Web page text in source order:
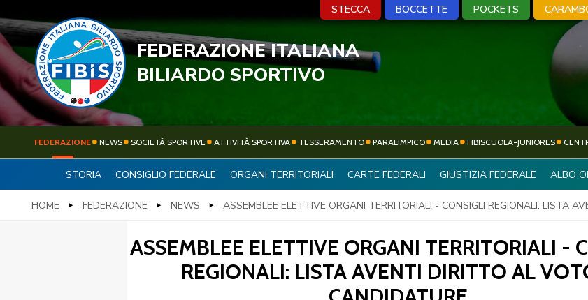
FEDERAZIONE NEWS SOCIETÀ SPORTIVE
ATTIVITÀ
SPORTIVA
STECCA BOCCETTE
STECCA BOCCETTE POCKETS
FEDERAZIONE ITALIANA
BILIARDO SPORTIVO
FEDERAZIONE NEWS SOCIETÀ SPORTIVE ATTIVITÀ SPORTIVA TESSERAMENTO PARALIMPICO MEDIA FIBISCUOLA-JUNIORES
STORIA CONSIGLIO FEDERALE ORGANI TERRITORIALI CARTE FEDERALI GIUSTIZIA FEDERALE ALBO
HOME FEDERAZIONE NEWS ASSEMBLEE ELETTIVE ORGANI TERRITORIALI - CONSIGLI REGIONALI: LISTA
ASSEMBLEE ELETTIVE ORGANI TERRITORIALI -
REGIONALI: LISTA AVENTI DIRITTO AL